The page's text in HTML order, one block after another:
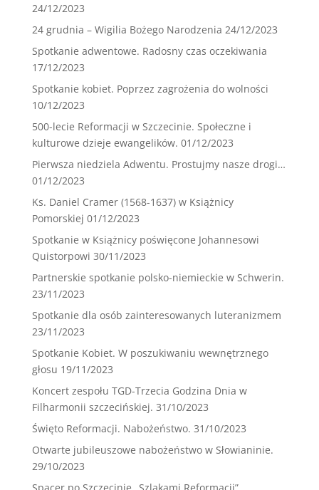
24/12/2023
24 grudnia – Wigilia Bożego Narodzenia 24/12/2023
Spotkanie adwentowe. Radosny czas oczekiwania
17/12/2023
Spotkanie kobiet. Poprzez zagrożenia do wolności
10/12/2023
500-lecie Reformacji w Szczecinie. Społeczne i
kulturowe dzieje ewangelików. 01/12/2023
Pierwsza niedziela Adwentu. Prostujmy nasze drogi…
01/12/2023
Ks. Daniel Cramer (1568-1637) w Książnicy
Pomorskiej 01/12/2023
Spotkanie w Książnicy poświęcone Johannesowi
Quistorpowi 30/11/2023
Partnerskie spotkanie polsko-niemieckie w Schwerin.
23/11/2023
Spotkanie dla osób zainteresowanych luteranizmem
23/11/2023
Spotkanie Kobiet. W poszukiwaniu wewnętrznego
głosu 19/11/2023
Koncert zespołu TGD-Trzecia Godzina Dnia w
Filharmonii szczecińskiej. 31/10/2023
Święto Reformacji. Nabożeństwo. 31/10/2023
Otwarte jubileuszowe nabożeństwo w Słowianinie.
29/10/2023